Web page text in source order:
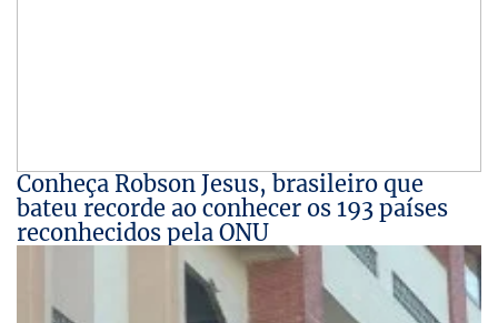
Conheça Robson Jesus, brasileiro que
bateu recorde ao conhecer os 193 países
reconhecidos pela ONU